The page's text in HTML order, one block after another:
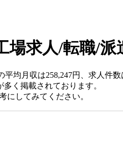
場求人/転職/派
均月収は258,247円、求人件
く掲載されております。
にしてみてください。